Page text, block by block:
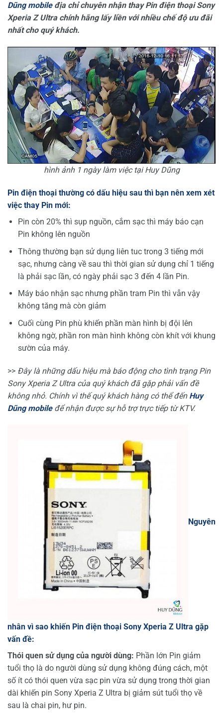
Dũng mobileđịa chỉ chuyên nhận thay Pin điện thoại Sony
Xperia Z Ultra chính hãng lấy liền với nhiều chế độ ưu đãi
nhất cho quý khách.
hình ảnh 1 ngày làm việc tại Huy Dũng
Pin điện thoại thường có dấu hiệu sau thì bạn nên xem xét
việc thay Pin mới:
Pin còn 20% thì sụp nguồn, cắm sạc thì máy báo cạn
Pin không lên nguồn
Thông thường bạn sử dụng liên tuc trong 3 tiếng mới
sạc, nhưng càng về sau thì thời gian sử dụng chỉ 1 tiếng
là phải sạc lần, có ngày phải sạc 3 đến 4 lần Pin.
Máy báo nhận sạc nhưng phần tram Pin thì vẫn vậy
không tăng mà còn giảm
Cuối cùng Pin phù khiến phần màn hình bị đội lên
không ngờ, phần ron màn hình không còn khít với khung
sườn của máy.
>> Đây là những dấu hiệu mà báo động cho tình trạng Pin
Sony Xperia Z Ultra của quý khách đã gặp phải vấn đề
không nhỏ. Chính vì thế quý khách hàng có thể đến Huy
Dũng mobileđể nhận được sự hỗ trợ trực tiếp từ KTV.
Nguyên
nhân vì sao khiến Pin điện thoại Sony Xperia Z Ultra gặp
vấn đề:
Thói quen sử dụng của người dùng: Phần lớn Pin giảm
tuổi thọ là do người dùng sử dụng không đúng cách, một
số ít có thói quen vừa sạc pin vừa sử dụng trong thời gian
dài khiến pin Sony Xperia Z Ultra bị giảm sút tuổi thọ về
sau là chai pin, hư pin.